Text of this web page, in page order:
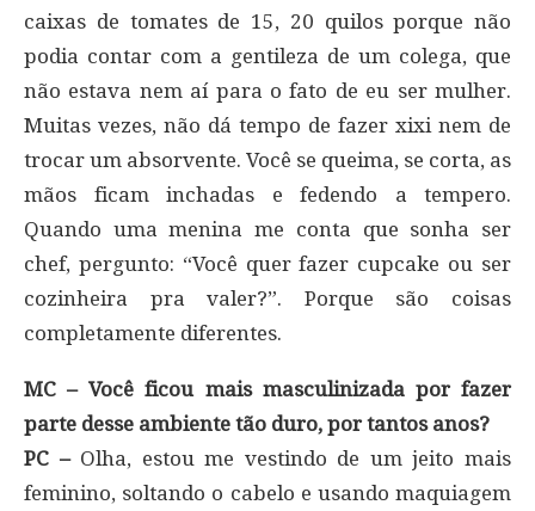
caixas de tomates de 15, 20 quilos porque não
podia contar com a gentileza de um colega, que
não estava nem aí para o fato de eu ser mulher.
Muitas vezes, não dá tempo de fazer xixi nem de
trocar um absorvente. Você se queima, se corta, as
mãos ficam inchadas e fedendo a tempero.
Quando uma menina me conta que sonha ser
chef, pergunto: “Você quer fazer cupcake ou ser
cozinheira pra valer?”. Porque são coisas
completamente diferentes.
MC – Você ficou mais masculinizada por fazer
parte desse ambiente tão duro, por tantos anos?
PC –Olha, estou me vestindo de um jeito mais
feminino, soltando o cabelo e usando maquiagem